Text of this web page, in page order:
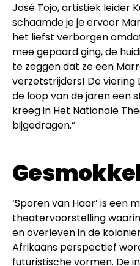
José Tojo, artistiek leider
schaamde je je ervoor
het liefst verborgen
mee gepaard ging, de
te zeggen dat ze een
verzetstrijders! De viering
de loop van de jaren een
kreeg in Het Nationale
bijgedragen.”
‘Sporen van Haar’ is een
theatervoorstelling
en overleven in de
Afrikaans perspectief
futuristische vormen. De